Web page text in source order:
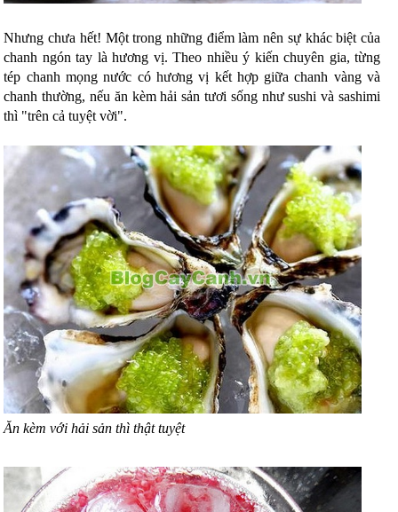
Nhưng chưa hết! Một trong những điểm làm nên sự khác biệt của
chanh ngón tay là hương vị. Theo nhiều ý kiến chuyên gia, từng
tép chanh mọng nước có hương vị kết hợp giữa chanh vàng và
chanh thường, nếu ăn kèm hải sản tươi sống như sushi và sashimi
thì "trên cả tuyệt vời".
Ăn kèm với hải sản thì thật tuyệt